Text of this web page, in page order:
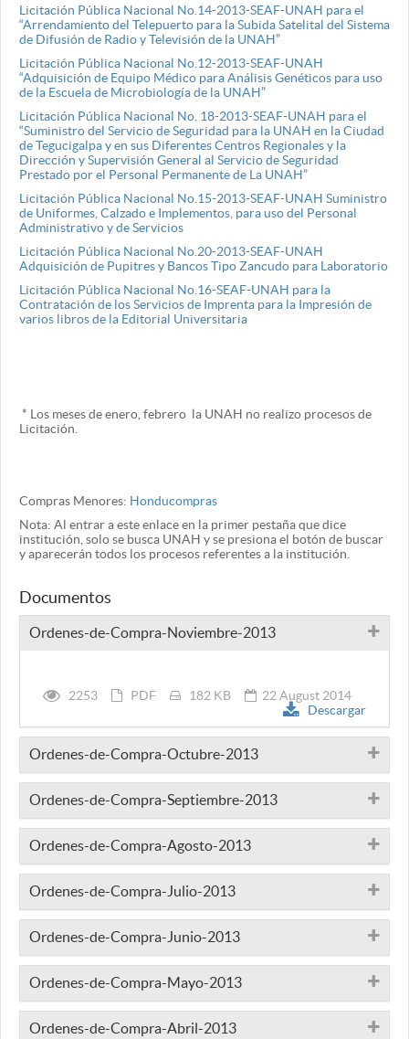
Licitación Pública Nacional No.14-2013-SEAF-UNAH para el
“Arrendamiento del Telepuerto para la Subida Satelital del Sistema
de Difusión de Radio y Televisión de la UNAH”
Licitación Pública Nacional No.12-2013-SEAF-UNAH
“Adquisición de Equipo Médico para Análisis Genéticos para uso
de la Escuela de Microbiología de la UNAH”
Licitación Pública Nacional No. 18-2013-SEAF-UNAH para el
“Suministro del Servicio de Seguridad para la UNAH en la Ciudad
de Tegucigalpa y en sus Diferentes Centros Regionales y la
Dirección y Supervisión General al Servicio de Seguridad
Prestado por el Personal Permanente de La UNAH”
Licitación Pública Nacional No.15-2013-SEAF-UNAH Suministro
de Uniformes, Calzado e Implementos, para uso del Personal
Administrativo y de Servicios
Licitación Pública Nacional No.20-2013-SEAF-UNAH
Adquisición de Pupitres y Bancos Tipo Zancudo para Laboratorio
Licitación Pública Nacional No.16-SEAF-UNAH para la
Contratación de los Servicios de Imprenta para la Impresión de
varios libros de la Editorial Universitaria
* Los meses de enero, febrero la UNAH no realizo procesos de
Licitación.
Compras Menores: Honducompras
Nota: Al entrar a este enlace en la primer pestaña que dice
institución, solo se busca UNAH y se presiona el botón de buscar
y aparecerán todos los procesos referentes a la institución.
Documentos
Ordenes-de-Compra-Noviembre-2013
2253 PDF 182 KB
22 August 2014
Descargar
Ordenes-de-Compra-Octubre-2013
Ordenes-de-Compra-Septiembre-2013
Ordenes-de-Compra-Agosto-2013
Ordenes-de-Compra-Julio-2013
Ordenes-de-Compra-Junio-2013
Ordenes-de-Compra-Mayo-2013
Ordenes-de-Compra-Abril-2013